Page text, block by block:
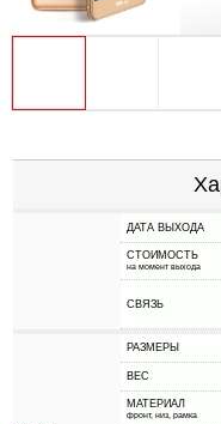
ДАТА ВЫХОДА
СТОИМОСТЬ
на момент выхода
СВЯЗЬ
РАЗМЕРЫ
ВЕС
МАТЕРИАЛ
фронт, низ, рамка